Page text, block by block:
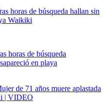
horas de búsqueda hallan sin
Waikiki
de 71 años muere aplastada
| VIDEO